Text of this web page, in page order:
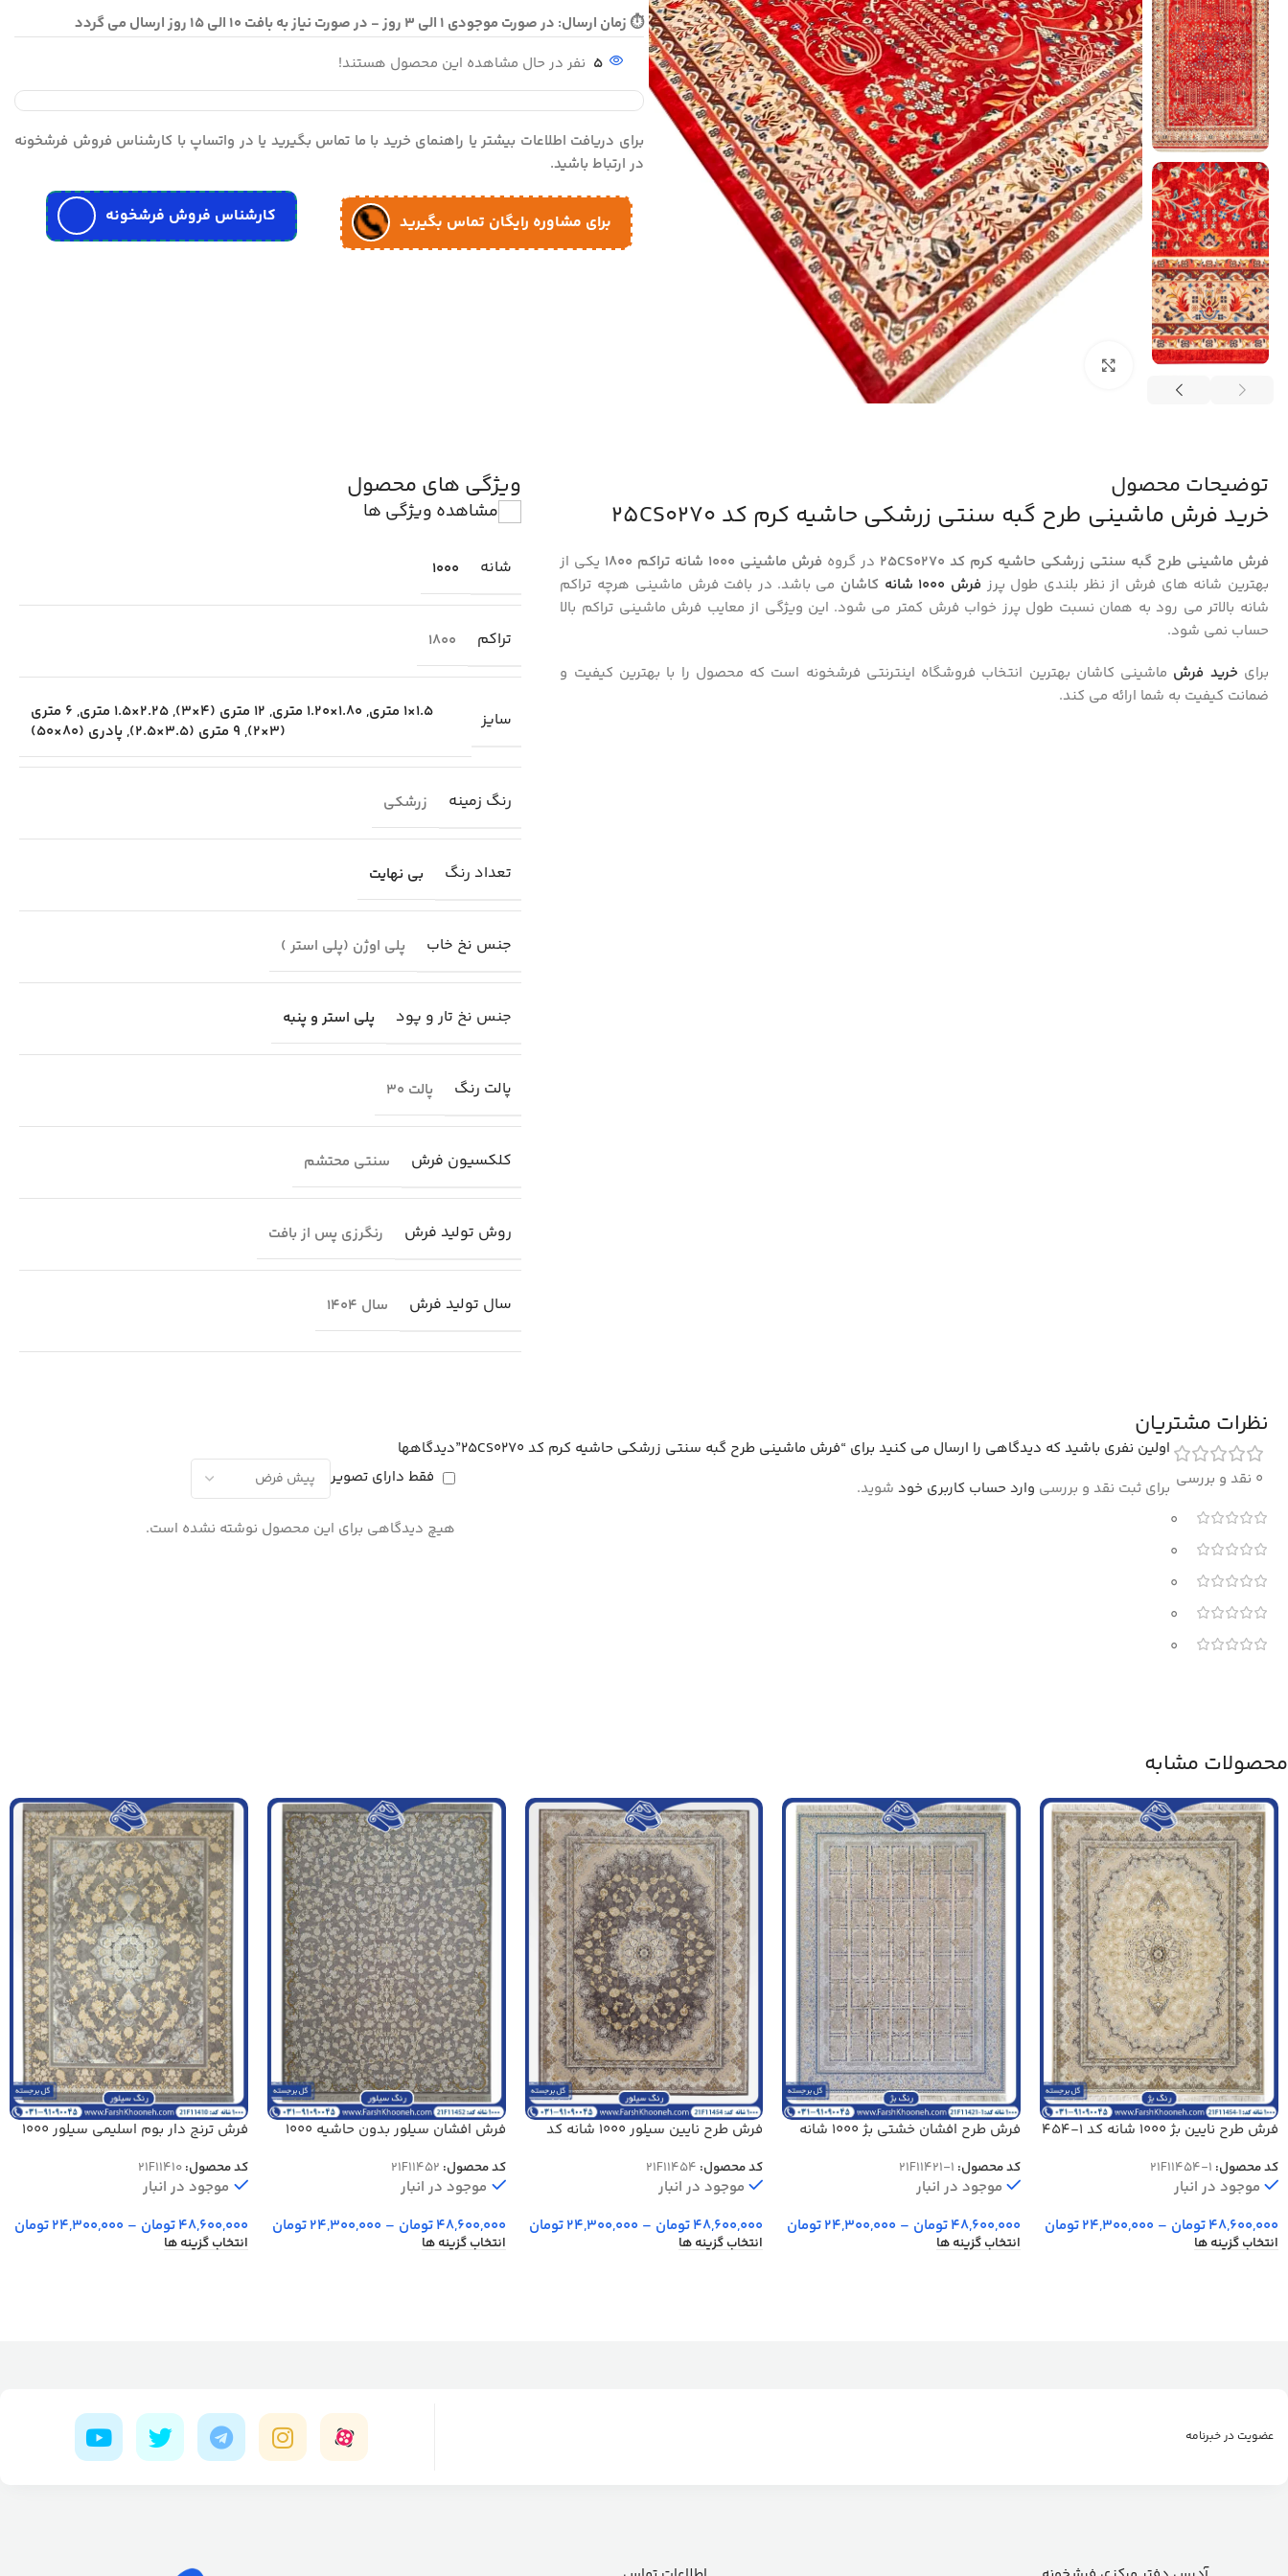
⏱ زمان ارسال: در صورت موجودی 1 الی 3 روز - در صورت نیاز به بافت 10 الی 15 روز ارسال می گردد
5 نفر در حال مشاهده این محصول هستند!
برای دریافت اطلاعات بیشتر یا راهنمای خرید با ما تماس بگیرید یا در واتساپ با کارشناس فروش فرشخونه
در ارتباط باشید.
برای مشاوره رایگان تماس بگیرید کارشناس فروش فرشخونه
توضیحات محصول
خرید فرش ماشینی طرح گبه سنتی زرشکی حاشیه کرم کد 25CS0270
فرش ماشینی طرح گبه سنتی زرشکی حاشیه کرم کد 25CS0270 در گروه فرش ماشینی 1000 شانه تراکم 1800
یکی از
بهترین شانه های فرش از نظر بلندی طول پرز فرش 1000 شانه کاشان می باشد. در بافت فرش ماشینی هرچه تراکم
شانه بالاتر می رود به همان نسبت طول پرز خواب فرش کمتر می شود. این ویژگی از معایب فرش ماشینی تراکم بالا
حساب نمی شود.
برای خرید فرش ماشینی کاشان بهترین انتخاب فروشگاه اینترنتی فرشخونه است که محصول را با بهترین کیفیت و
ضمانت کیفیت به شما ارائه می کند.
ویژگی های محصول
مشاهده ویژگی ها
شانه 1000
تراکم 1800
سایز 1.5×1 متری , 1.80×1.20 متری , 12 متری (4×3) ,2.25×1.5 متری ,
6 متری
(3×2)
, 9 متری (3.5×2.5) ,پادری (80×50)
رنگ زمینه زرشکی
تعداد رنگ بی نهایت
جنس نخ خاب پلی اوژن (پلی استر )
جنس نخ تار و پود پلی استر و پنبه
پالت رنگ پالت 30
کلکسیون فرش سنتی محتشم
روش تولید فرش رنگرزی پس از بافت
سال تولید فرش سال 1404
نظرات مشتریان
0 نقد و بررسی
0
0
0
0
0
دیدگاهها
فقط دارای تصویر
هیچ دیدگاهی برای این محصول نوشته نشده است.
اولین نفری باشید که دیدگاهی را ارسال می کنید برای “فرش ماشینی طرح گبه سنتی زرشکی حاشیه کرم کد 25CS0270”
برای ثبت نقد و بررسی وارد حساب کاربری خود شوید.
محصولات مشابه
فرش طرح نایین بژ 1000 شانه کد 1-454
کد محصول: 21F11454-1
موجود در انبار
48,600,000تومان –
24,300,000تومان
انتخاب گزینه ها
فرش طرح افشان خشتی بژ 1000 شانه
کد محصول: 21F11421-1
موجود در انبار
48,600,000تومان –
24,300,000تومان
انتخاب گزینه ها
فرش طرح نایین سیلور 1000 شانه کد
کد محصول: 21F11454
موجود در انبار
48,600,000تومان –
24,300,000تومان
انتخاب گزینه ها
فرش افشان سیلور بدون حاشیه 1000
کد محصول: 21F11452
موجود در انبار
48,600,000تومان –
24,300,000تومان
انتخاب گزینه ها
فرش ترنج دار بوم اسلیمی سیلور 1000
کد محصول:21F11410
موجود در انبار
48,600,000تومان –
24,300,000تومان
انتخاب گزینه ها
عضویت در خبرنامه